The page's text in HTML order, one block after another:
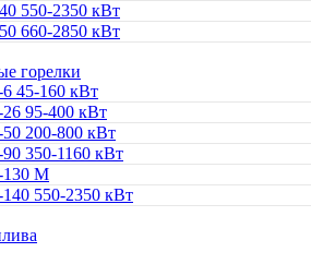
550-2350 кВт
660-2850 кВт
горелки
45-160 кВт
95-400 кВт
200-800 кВт
350-1160 кВт
M
550-2350 кВт